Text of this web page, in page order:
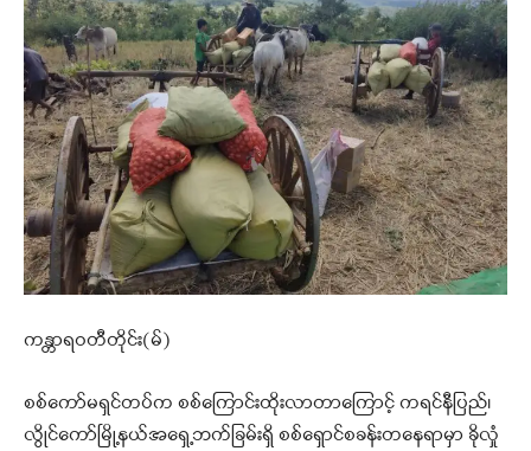
ကန္တာရဝတီတိုင်း(မ်)
စစ်ကော်မရှင်တပ်က စစ်ကြောင်းထိုးလာတာကြောင့် ကရင်နီပြည်၊
လွိုင်ကော်မြို့နယ်အရှေ့ဘက်ခြမ်းရှိ စစ်ရှောင်စခန်းတနေရာမှာ ခိုလှုံ